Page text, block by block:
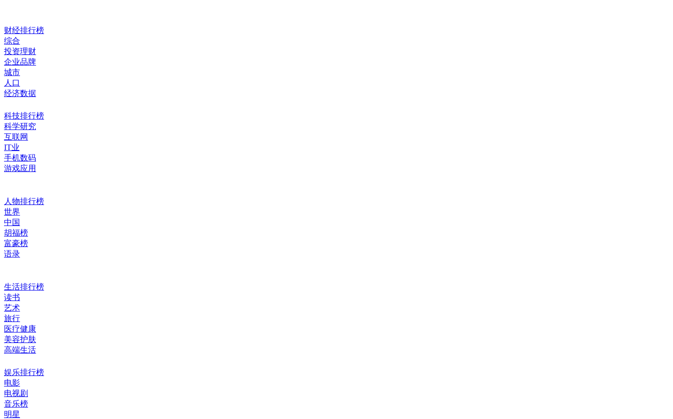
财经排行榜
综合
投资理财
企业品牌
城市
人口
经济数据
科技排行榜
科学研究
互联网
IT业
手机数码
游戏应用
人物排行榜
世界
中国
胡福榜
富豪榜
语录
生活排行榜
读书
艺术
旅行
医疗健康
美容护肤
高端生活
娱乐排行榜
电影
电视剧
音乐榜
明星